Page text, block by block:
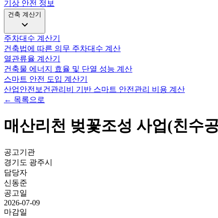
기상 안전 정보
건축 계산기
주차대수 계산기
건축법에 따른 의무 주차대수 계산
열관류율 계산기
건축물 에너지 효율 및 단열 성능 계산
스마트 안전 도입 계산기
산업안전보건관리비 기반 스마트 안전관리 비용 계산
← 목록으로
매산리천 벚꽃조성 사업(친수
공고기관
경기도 광주시
담당자
신동준
공고일
2026-07-09
마감일